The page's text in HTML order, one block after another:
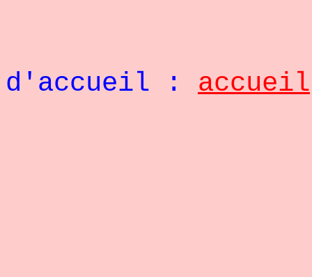
d'accueil : accueil